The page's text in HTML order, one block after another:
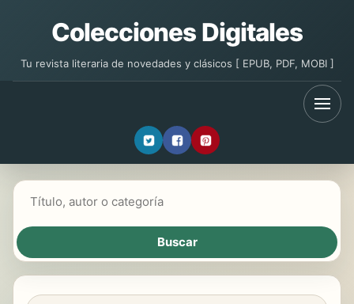
Colecciones Digitales
Tu revista literaria de novedades y clásicos [ EPUB, PDF, MOBI ]